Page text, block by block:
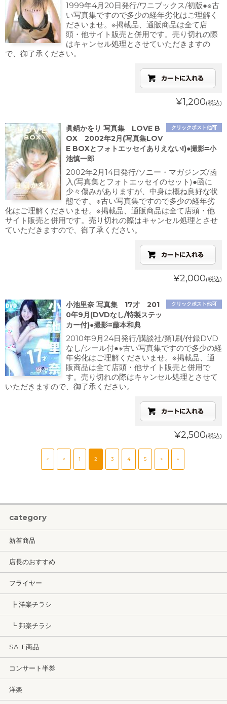
1999年4月20日発行/ワニブックス/初版●※古
い写真集ですので多少の経年劣化はご理解く
ださいませ。※掲載品、通販商品は全て店
頭・他サイト販売と併用です。売り切れの際
はキャンセル処理とさせていただきますの
で、御了承ください。
¥1,200(税込)
クリックポスト他可
眞鍋かをり 写真集 LOVE B
OX 2002年2月(写真集LOV
E BOXとフォトエッセイありえない!)●撮影=小
池慎一郎
2002年2月14日発行/ソニー・マガジンズ/函
入(写真集とフォトエッセイのセット)●函に
少々傷みがありますが、中身は概ね良好な状
態です。※古い写真集ですので多少の経年劣
化はご理解くださいませ。※掲載品、通販商品は全て店頭・他
サイト販売と併用です。売り切れの際はキャンセル処理とさせ
ていただきますので、御了承ください。
¥2,000(税込)
クリックポスト他可
小池里奈 写真集 17才 201
0年9月(DVDなし/特製ステッ
カー付)●撮影=藤本和典
2010年9月24日発行/講談社/第1刷/付録DVD
なし/シール付●※古い写真集ですので多少の経
年劣化はご理解くださいませ。※掲載品、通
販商品は全て店頭・他サイト販売と併用で
す。売り切れの際はキャンセル処理とさせて
いただきますので、御了承ください。
¥2,500(税込)
« < 1 2 3 4 5 > »
category
新着商品
店長のおすすめ
フライヤー
┣ 洋楽チラシ
┗ 邦楽チラシ
SALE商品
コンサート半券
洋楽